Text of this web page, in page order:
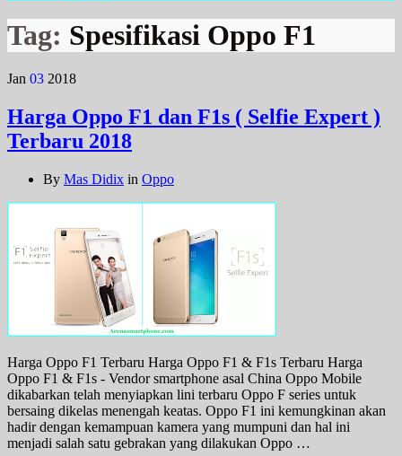
Tag: Spesifikasi Oppo F1
Jan 03 2018
Harga Oppo F1 dan F1s ( Selfie Expert )
Terbaru 2018
By Mas Didix in Oppo
Harga Oppo F1 Terbaru Harga Oppo F1 & F1s Terbaru Harga
Oppo F1 & F1s - Vendor smartphone asal China Oppo Mobile
dikabarkan telah menyiapkan lini terbaru Oppo F series untuk
bersaing dikelas menengah keatas. Oppo F1 ini kemungkinan akan
hadir dengan kemampuan kamera yang mumpuni dan hal ini
menjadi salah satu gebrakan yang dilakukan Oppo …